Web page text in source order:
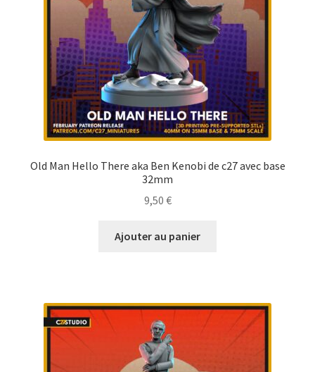
Old Man Hello There aka Ben Kenobi de c27 avec base
32mm
9,50 €
Ajouter au panier